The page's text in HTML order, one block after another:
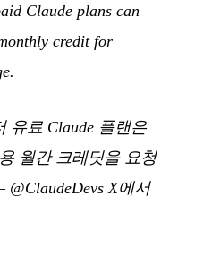
Claude plans can
credit for
유료 Claude 플랜은
월간 크레딧을 요청
@ClaudeDevs X에서